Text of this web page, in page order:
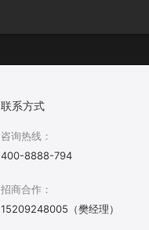
联系方式
咨询热线：
400-8888-794
招商合作：
15209248005（樊经理）